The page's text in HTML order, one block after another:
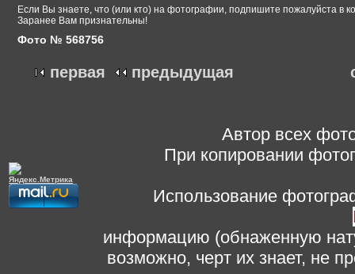
Если Вы знаете, что (или кто) на фотографии, подпишите пожалуйста в
Заранее Вам признательны!
Фото № 568756
первая предыдущая
Автор всех
При копировании
Использование
информацию (обнаженную
возможно, черт их знает, не